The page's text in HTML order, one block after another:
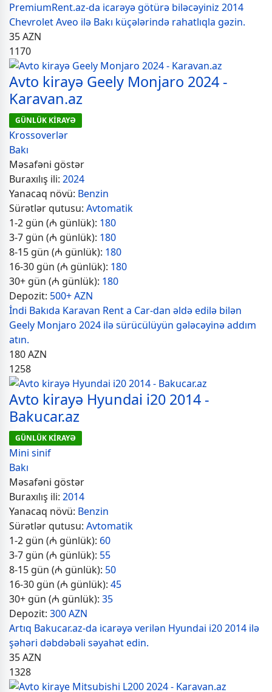
PremiumRent.az-da icarəyə götürə biləcəyiniz 2014
Chevrolet Aveo ilə Bakı küçələrində rahatlıqla gəzin.
35AZN
1170
Avto kirayə Geely Monjaro 2024 -
Karavan.az
GÜNLÜK KİRAYƏ
Krossoverlər
Bakı
Məsafəni göstər
Buraxılış ili: 2024
Yanacaq növü: Benzin
Sürətlər qutusu: Avtomatik
1-2 gün (₼ günlük): 180
3-7 gün (₼ günlük): 180
8-15 gün (₼ günlük): 180
16-30 gün (₼ günlük): 180
30+ gün (₼ günlük): 180
Depozit: 500+ AZN
İndi Bakıda Karavan Rent a Car-dan əldə edilə bilən
Geely Monjaro 2024 ilə sürücülüyün gələcəyinə addım
atın.
180AZN
1258
Avto kirayə Hyundai i20 2014 -
Bakucar.az
GÜNLÜK KİRAYƏ
Mini sinif
Bakı
Məsafəni göstər
Buraxılış ili: 2014
Yanacaq növü: Benzin
Sürətlər qutusu: Avtomatik
1-2 gün (₼ günlük): 60
3-7 gün (₼ günlük): 55
8-15 gün (₼ günlük): 50
16-30 gün (₼ günlük): 45
30+ gün (₼ günlük): 35
Depozit: 300 AZN
Artıq Bakucar.az-da icarəyə verilən Hyundai i20 2014 ilə
şəhəri dəbdəbəli səyahət edin.
35AZN
1328